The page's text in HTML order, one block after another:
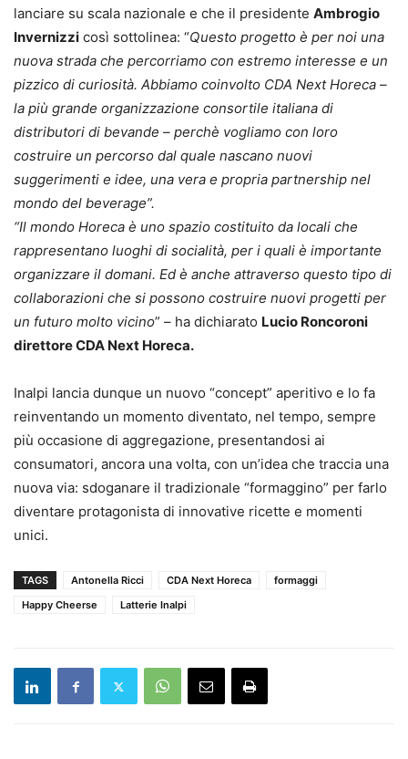
lanciare su scala nazionale e che il presidente Ambrogio
Invernizzi così sottolinea: “Questo progetto è per noi una
nuova strada che percorriamo con estremo interesse e un
pizzico di curiosità. Abbiamo coinvolto CDA Next Horeca –
la più grande organizzazione consortile italiana di
distributori di bevande – perchè vogliamo con loro
costruire un percorso dal quale nascano nuovi
suggerimenti e idee, una vera e propria partnership nel
mondo del beverage”.
“Il mondo Horeca è uno spazio costituito da locali che
rappresentano luoghi di socialità, per i quali è importante
organizzare il domani. Ed è anche attraverso questo tipo di
collaborazioni che si possono costruire nuovi progetti per
un futuro molto vicino” – ha dichiarato Lucio Roncoroni
direttore CDA Next Horeca.
Inalpi lancia dunque un nuovo “concept” aperitivo e lo fa
reinventando un momento diventato, nel tempo, sempre
più occasione di aggregazione, presentandosi ai
consumatori, ancora una volta, con un’idea che traccia una
nuova via: sdoganare il tradizionale “formaggino” per farlo
diventare protagonista di innovative ricette e momenti
unici.
TAGS Antonella Ricci CDA Next Horeca
formaggi
Happy Cheerse
Latterie Inalpi